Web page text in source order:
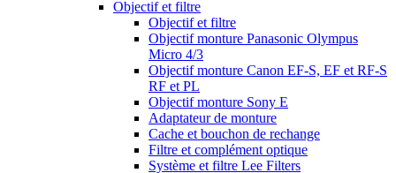
Objectif et filtre
Objectif et filtre
Objectif monture Panasonic Olympus
Micro 4/3
Objectif monture Canon EF-S, EF et RF-S
RF et PL
Objectif monture Sony E
Adaptateur de monture
Cache et bouchon de rechange
Filtre et complément optique
Système et filtre Lee Filters